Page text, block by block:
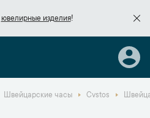
ювелирные изделия!
Швейцарские часы Cvstos